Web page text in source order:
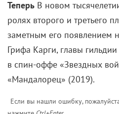
ему чужды и недоступны…
сжег».